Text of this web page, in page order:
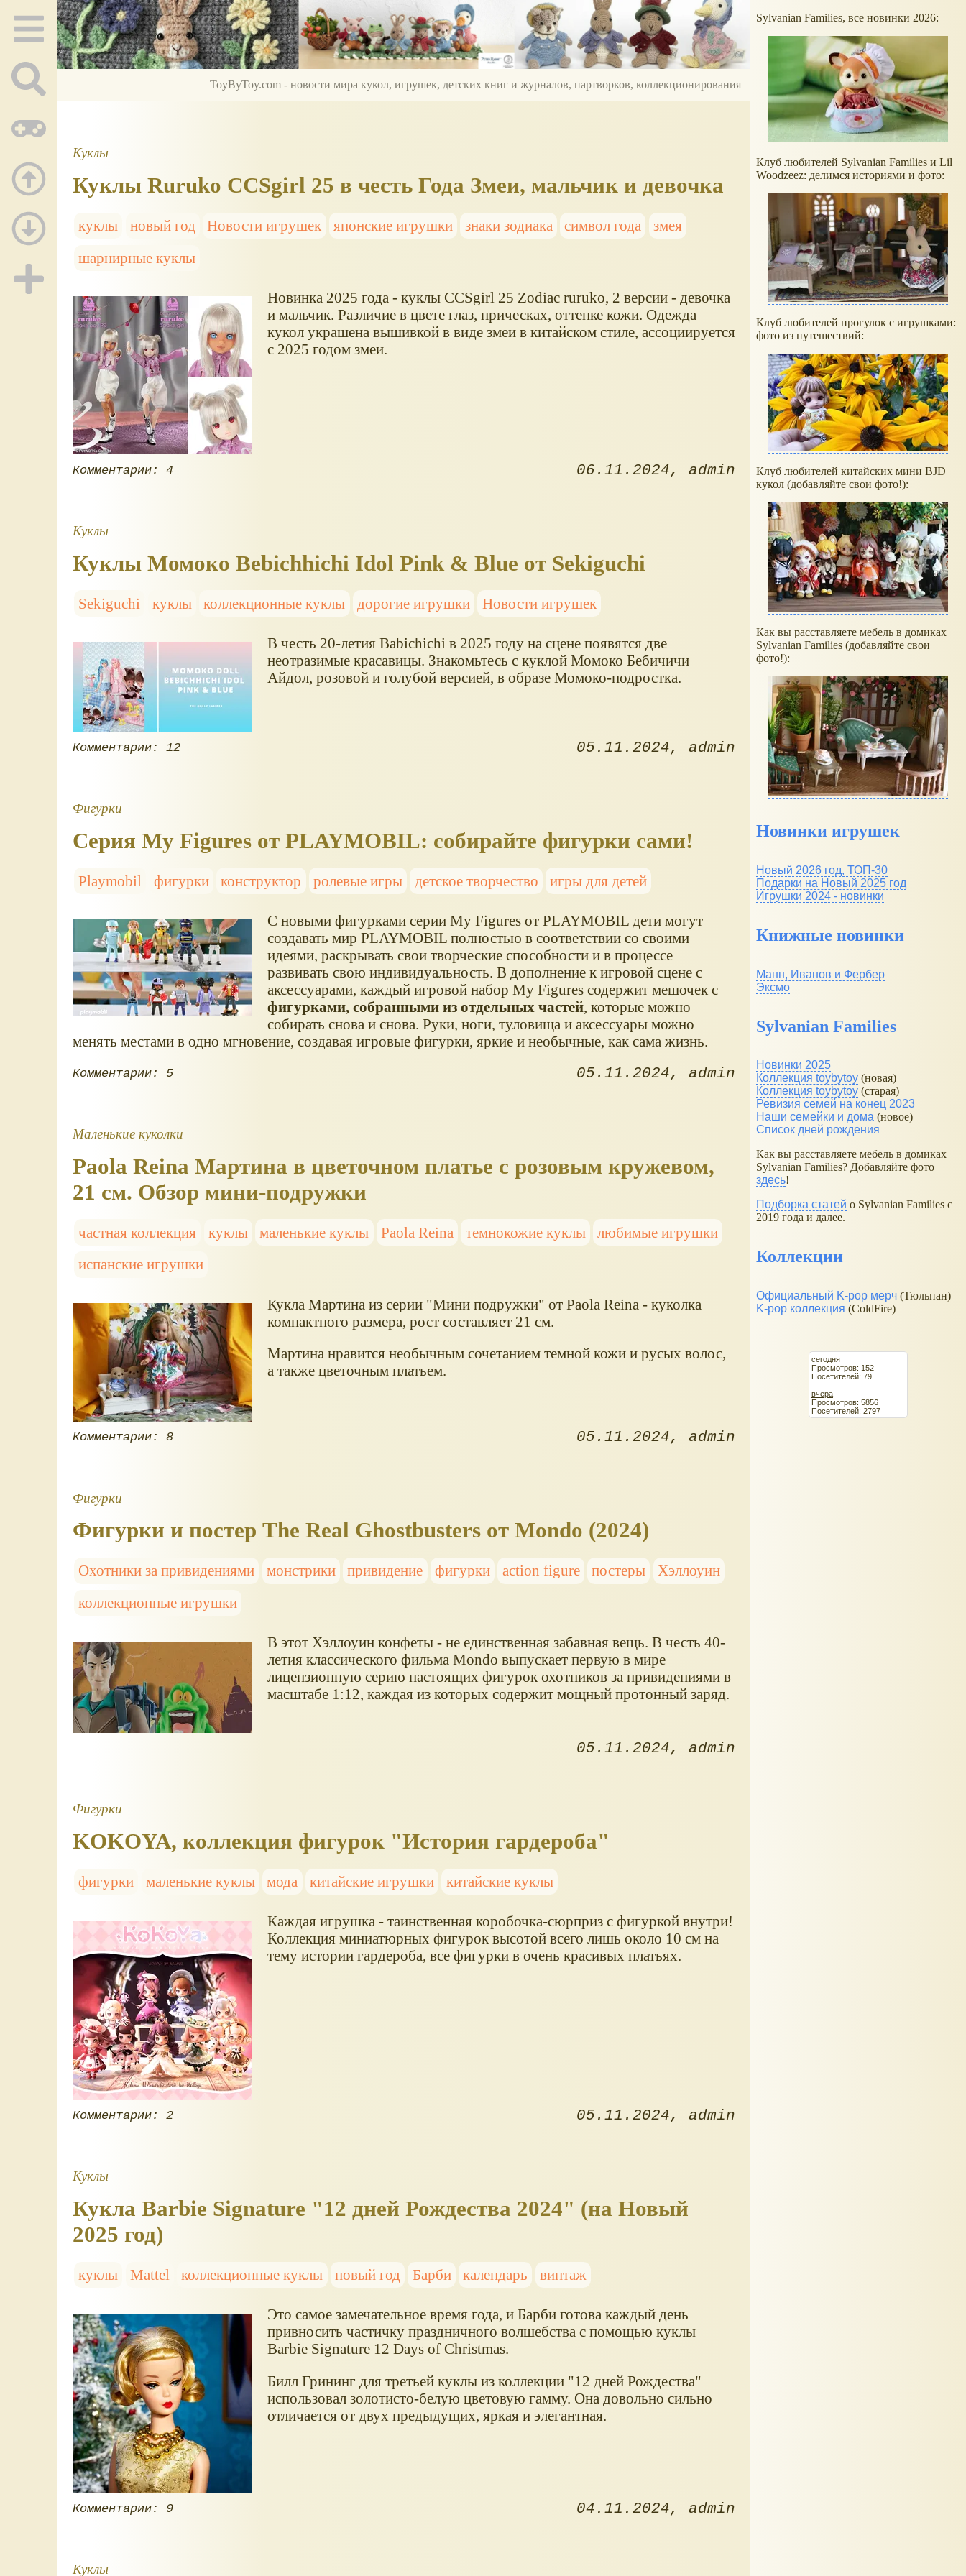
ToyByToy.com - новости мира кукол, игрушек, детских книг и журналов, партворков, коллекционирования
Куклы
Куклы Ruruko CCSgirl 25 в честь Года Змеи, мальчик и девочка
куклы новый год Новости игрушек японские игрушки знаки зодиака символ года
змея
шарнирные куклы
Новинка 2025 года - куклы CCSgirl 25 Zodiac ruruko, 2 версии - девочка
и мальчик. Различие в цвете глаз, прическах, оттенке кожи. Одежда
кукол украшена вышивкой в виде змеи в китайском стиле, ассоциируется
с 2025 годом змеи.
Комментарии: 4 06.11.2024 admin
Куклы
Куклы Момоко Bebichhichi Idol Pink & Blue от Sekiguchi
Sekiguchi куклы коллекционные куклы дорогие игрушки Новости игрушек
В честь 20-летия Babichichi в 2025 году на сцене появятся две
неотразимые красавицы. Знакомьтесь с куклой Момоко Бебичичи
Айдол, розовой и голубой версией, в образе Момоко-подростка.
Комментарии: 12 05.11.2024 admin
Фигурки
Серия My Figures от PLAYMOBIL: собирайте фигурки сами!
Playmobil фигурки конструктор ролевые игры детское творчество игры для детей
С новыми фигурками серии My Figures от PLAYMOBIL дети могут
создавать мир PLAYMOBIL полностью в соответствии со своими
идеями, раскрывать свои творческие способности и в процессе
развивать свою индивидуальность. В дополнение к игровой сцене с
аксессуарами, каждый игровой набор My Figures содержит мешочек с
фигурками, собранными из отдельных частей, которые можно
собирать снова и снова. Руки, ноги, туловища и аксессуары можно
менять местами в одно мгновение, создавая игровые фигурки, яркие и необычные, как сама жизнь.
Комментарии: 5 05.11.2024 admin
Маленькие куколки
Paola Reina Мартина в цветочном платье с розовым кружевом,
21 см. Обзор мини-подружки
частная коллекция куклы маленькие куклы Paola Reina темнокожие куклы
любимые игрушки
испанские игрушки
Кукла Мартина из серии "Мини подружки" от Paola Reina - куколка
компактного размера, рост составляет 21 см.
Мартина нравится необычным сочетанием темной кожи и русых волос,
а также цветочным платьем.
Комментарии: 8 05.11.2024 admin
Фигурки
Фигурки и постер The Real Ghostbusters от Mondo (2024)
Охотники за привидениями монстрики привидение фигурки action figure постеры
Хэллоуин
коллекционные игрушки
В этот Хэллоуин конфеты - не единственная забавная вещь. В честь 40-
летия классического фильма Mondo выпускает первую в мире
лицензионную серию настоящих фигурок охотников за привидениями в
масштабе 1:12, каждая из которых содержит мощный протонный заряд.
05.11.2024 admin
Фигурки
KOKOYA, коллекция фигурок "История гардероба"
фигурки маленькие куклы мода китайские игрушки китайские куклы
Каждая игрушка - таинственная коробочка-сюрприз с фигуркой внутри!
Коллекция миниатюрных фигурок высотой всего лишь около 10 см на
тему истории гардероба, все фигурки в очень красивых платьях.
Комментарии: 2 05.11.2024 admin
Куклы
Кукла Barbie Signature "12 дней Рождества 2024" (на Новый
2025 год)
куклы Mattel коллекционные куклы новый год Барби календарь винтаж
Это самое замечательное время года, и Барби готова каждый день
привносить частичку праздничного волшебства с помощью куклы
Barbie Signature 12 Days of Christmas.
Билл Грининг для третьей куклы из коллекции "12 дней Рождества"
использовал золотисто-белую цветовую гамму. Она довольно сильно
отличается от двух предыдущих, яркая и элегантная.
Комментарии: 9 04.11.2024 admin
Куклы
Sylvanian Families, все новинки 2026:
Клуб любителей Sylvanian Families и Lil
Woodzeez: делимся историями и фото:
Клуб любителей прогулок с игрушками:
фото из путешествий:
Клуб любителей китайских мини BJD
кукол (добавляйте свои фото!):
Как вы расставляете мебель в домиках
Sylvanian Families (добавляйте свои
фото!):
Новинки игрушек
Новый 2026 год, ТОП-30
Подарки на Новый 2025 год
Игрушки 2024 - новинки
Книжные новинки
Манн, Иванов и Фербер
Эксмо
Sylvanian Families
Новинки 2025
Коллекция toybytoy (новая)
Коллекция toybytoy (старая)
Ревизия семей на конец 2023
Наши семейки и дома (новое)
Список дней рождения
Как вы расставляете мебель в домиках
Sylvanian Families? Добавляйте фото
здесь!
Подборка статей о Sylvanian Families с
2019 года и далее.
Коллекции
Официальный K-pop мерч (Тюльпан)
K-pop коллекция (ColdFire)
сегодня
Просмотров: 152
Посетителей: 79
вчера
Просмотров: 5856
Посетителей: 2797